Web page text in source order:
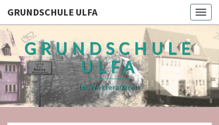
GRUNDSCHULE ULFA
GRUNDSCHULE
ULFA
Im Wetteraukreis